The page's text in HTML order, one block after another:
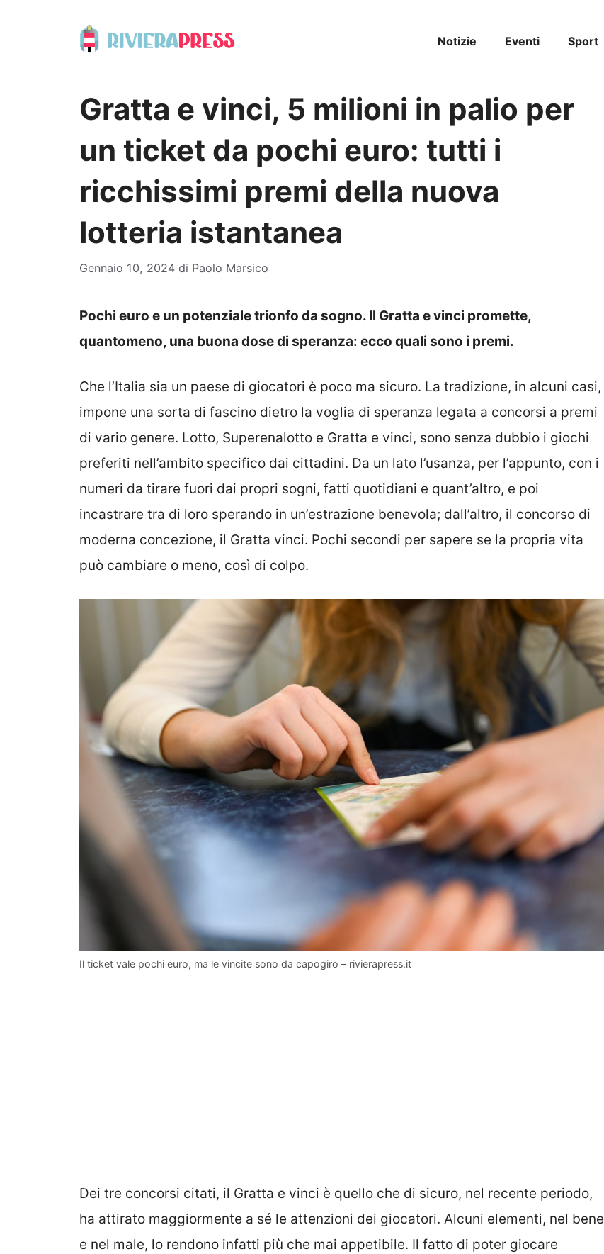
Notizie Eventi Sport
Gratta e vinci, 5 milioni in palio per
un ticket da pochi euro: tutti i
ricchissimi premi della nuova
lotteria istantanea
Gennaio 10, 2024 di Paolo Marsico
Pochi euro e un potenziale trionfo da sogno. Il Gratta e vinci promette,
quantomeno, una buona dose di speranza: ecco quali sono i premi.
Che l’Italia sia un paese di giocatori è poco ma sicuro. La tradizione, in alcuni casi,
impone una sorta di fascino dietro la voglia di speranza legata a concorsi a premi
di vario genere. Lotto, Superenalotto e Gratta e vinci, sono senza dubbio i giochi
preferiti nell’ambito specifico dai cittadini. Da un lato l’usanza, per l’appunto, con i
numeri da tirare fuori dai propri sogni, fatti quotidiani e quant’altro, e poi
incastrare tra di loro sperando in un’estrazione benevola; dall’altro, il concorso di
moderna concezione, il Gratta vinci. Pochi secondi per sapere se la propria vita
può cambiare o meno, così di colpo.
Il ticket vale pochi euro, ma le vincite sono da capogiro – rivierapress.it
Dei tre concorsi citati, il Gratta e vinci è quello che di sicuro, nel recente periodo,
ha attirato maggiormente a sé le attenzioni dei giocatori. Alcuni elementi, nel bene
e nel male, lo rendono infatti più che mai appetibile. Il fatto di poter giocare